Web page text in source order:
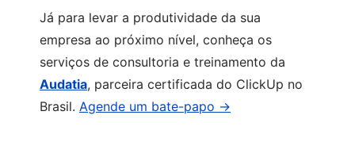
Já para levar a produtividade da sua
empresa ao próximo nível, conheça os
serviços de consultoria e treinamento da
Audatia, parceira certificada do ClickUp no
Brasil. Agende um bate-papo →